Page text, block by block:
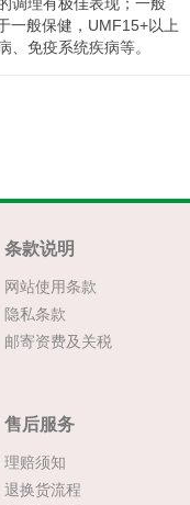
一般保健，UMF15+以上
、免疫系统疾病等。
条款说明
网站使用条款
隐私条款
邮寄资费及关税
售后服务
理赔须知
退换货流程